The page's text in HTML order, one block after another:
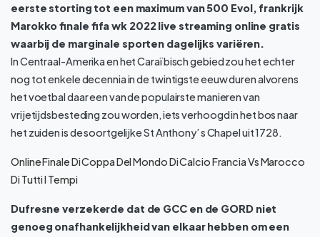
eerste storting tot een maximum van 500 Evol, frankrijk
Marokko finale fifa wk 2022 live streaming online gratis
waarbij de marginale sporten dagelijks variëren.
In Centraal-Amerika en het Caraïbisch gebied zou het echter
nog tot enkele decennia in de twintigste eeuw duren alvorens
het voetbal daar een van de populairste manieren van
vrijetijdsbesteding zou worden, iets verhoogd in het bos naar
het zuiden is de soortgelijke St Anthony’ s Chapel uit 1728.
Online Finale Di Coppa Del Mondo Di Calcio Francia Vs Marocco
Di Tutti I Tempi
Dufresne verzekerde dat de GCC en de GORD niet
genoeg onafhankelijkheid van elkaar hebben om een